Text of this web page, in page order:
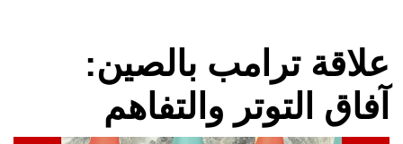
علاقة ترامب بالصين:
آفاق التوتر والتفاهم